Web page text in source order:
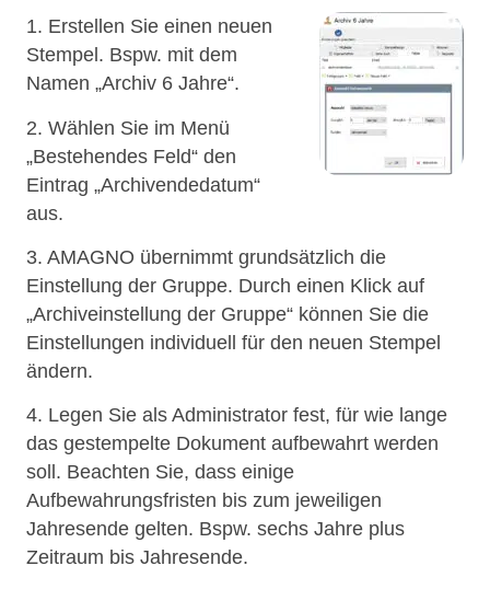
1. Erstellen Sie einen neuen
Stempel. Bspw. mit dem
Namen „Archiv 6 Jahre“.
2. Wählen Sie im Menü
„Bestehendes Feld“ den
Eintrag „Archivendedatum“
aus.
3. AMAGNO übernimmt grundsätzlich die
Einstellung der Gruppe. Durch einen Klick auf
„Archiveinstellung der Gruppe“ können Sie die
Einstellungen individuell für den neuen Stempel
ändern.
4. Legen Sie als Administrator fest, für wie lange
das gestempelte Dokument aufbewahrt werden
soll. Beachten Sie, dass einige
Aufbewahrungsfristen bis zum jeweiligen
Jahresende gelten. Bspw. sechs Jahre plus
Zeitraum bis Jahresende.